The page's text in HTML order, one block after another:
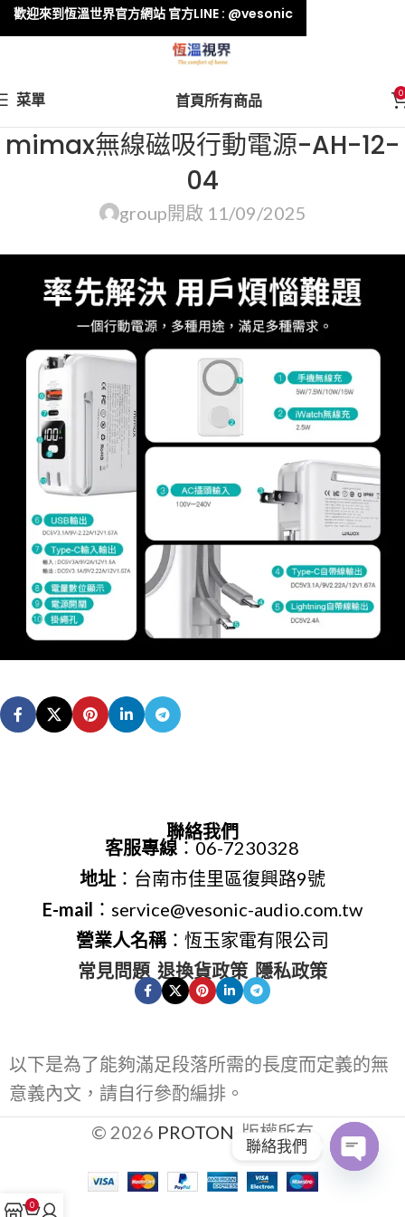
菜單 首頁所有商品 0
mimax無線磁吸行動電源-AH-12-
04
group開啟 11/09/2025
聯絡我們
客服專線：06-7230328
地址：台南市佳里區復興路9號
E-mail ：service@vesonic-audio.com.tw
營業人名稱：恆玉家電有限公司
常見問題 退換貨政策 隱私政策
以下是為了能夠滿足段落所需的長度而定義的無
意義內文，請自行參酌編排。
© 2026 PROTON . 版權所有
歡迎來到恆溫世界官方網站 官方LINE : @vesonic
0
聯絡我們